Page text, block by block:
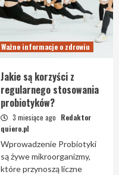
Ważne informacje o zdrowiu
Jakie są korzyści z
regularnego stosowania
probiotyków?
3 miesiące ago Redaktor
quiero.pl
Wprowadzenie Probiotyki
są żywe mikroorganizmy,
które przynoszą liczne